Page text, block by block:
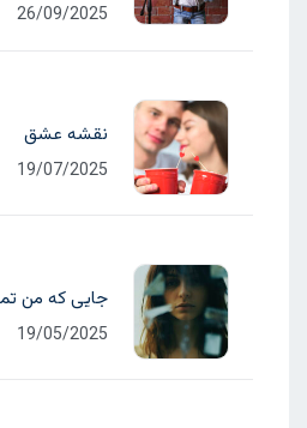
26/09/2025
نقشه عشق
19/07/2025
جایی که من
19/05/2025